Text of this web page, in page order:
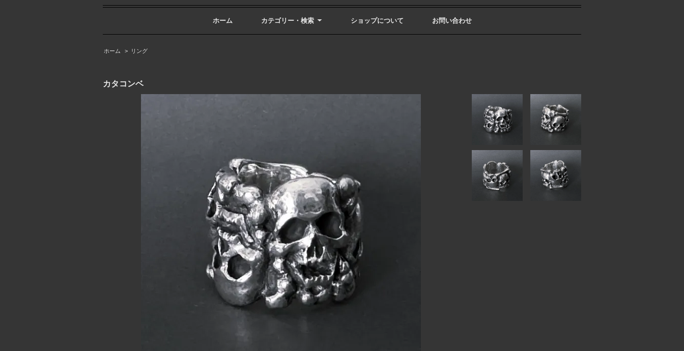
ホーム カテゴリー・検索 ショップについて お問い合わせ
ホーム > リング
カタコンベ